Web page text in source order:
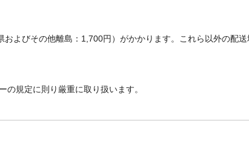
よびその他離島：1,700円）がかかります。これら以外の配
規定に則り厳重に取り扱います。